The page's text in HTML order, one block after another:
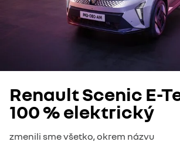
Renault Scenic E-
100 % elektrický
zmenili sme všetko, okrem názvu